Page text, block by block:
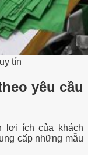
tín
yêu cầu
lợi ích của khách
cấp những mẫu